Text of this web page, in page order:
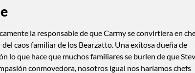
la responsable de que Carmy se convirtiera en
caos familiar de los Bearzatto. Una exitosa dueña de
lo que hace que muchos familiares se burlen de que
conmovedora, nosotros igual nos haríamos chefs